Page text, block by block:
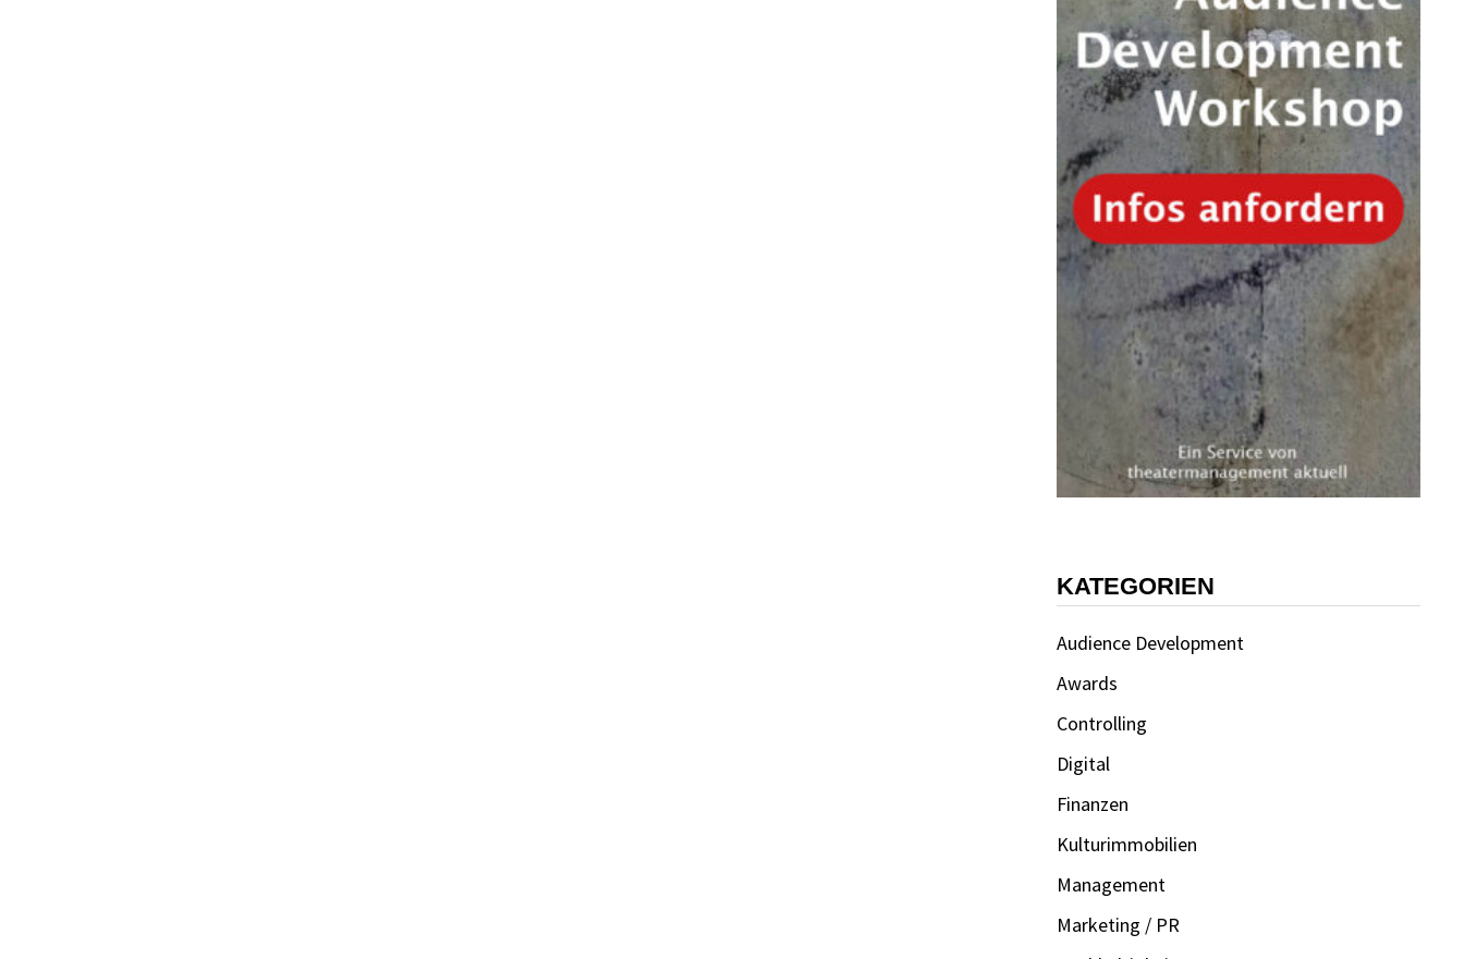
KATEGORIEN
Audience Development
Awards
Controlling
Digital
Finanzen
Kulturimmobilien
Management
Marketing / PR